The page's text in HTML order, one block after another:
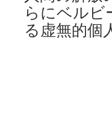
らにベルビ
る虚無的個